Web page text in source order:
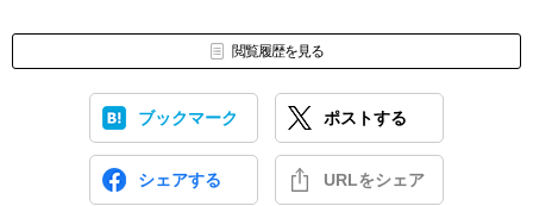
閲覧履歴を見る
ブックマーク ポストする
シェアする URLをシェア